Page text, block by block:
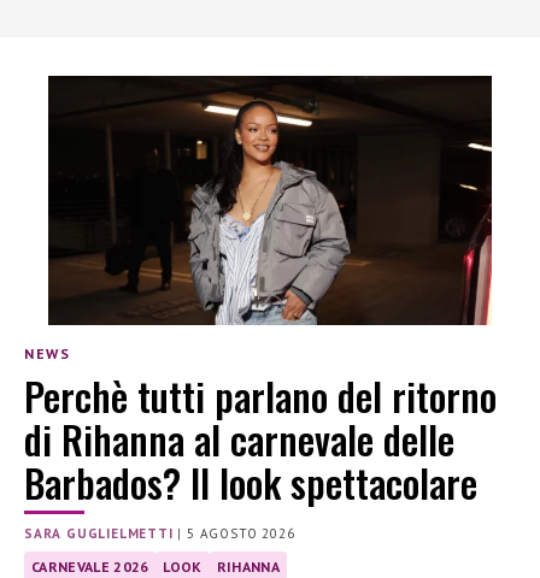
NEWS
Perchè tutti parlano del ritorno
di Rihanna al carnevale delle
Barbados? Il look spettacolare
SARA GUGLIELMETTI | 5 AGOSTO 2026
CARNEVALE 2026 LOOK RIHANNA